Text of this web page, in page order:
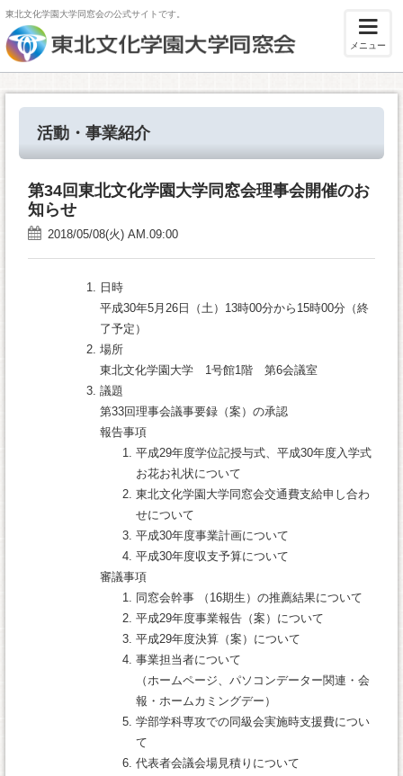
東北文化学園大学同窓会の公式サイトです。
メニュー
活動・事業紹介
第34回東北文化学園大学同窓会理事会開催のお
知らせ
2018/05/08(火) AM.09:00
日時
平成30年5月26日（土）13時00分から15時00分（終
了予定）
場所
東北文化学園大学 1号館1階 第6会議室
議題
第33回理事会議事要録（案）の承認
報告事項
平成29年度学位記授与式、平成30年度入学式
お花お礼状について
東北文化学園大学同窓会交通費支給申し合わ
せについて
平成30年度事業計画について
平成30年度収支予算について
審議事項
同窓会幹事 （16期生）の推薦結果について
平成29年度事業報告（案）について
平成29年度決算（案）について
事業担当者について
（ホームページ、パソコンデーター関連・会
報・ホームカミングデー）
学部学科専攻での同級会実施時支援費につい
て
代表者会議会場見積りについて